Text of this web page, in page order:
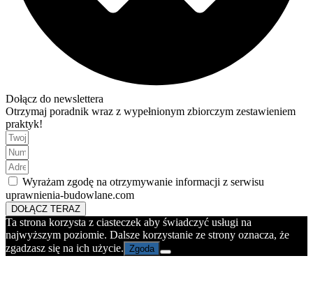
Dołącz do newslettera
Otrzymaj poradnik wraz z wypełnionym zbiorczym zestawieniem
praktyk!
Wyrażam zgodę na otrzymywanie informacji z serwisu
uprawnienia-budowlane.com
DOŁĄCZ TERAZ
Ta strona korzysta z ciasteczek aby świadczyć usługi na
najwyższym poziomie. Dalsze korzystanie ze strony oznacza, że
zgadzasz się na ich użycie. Zgoda